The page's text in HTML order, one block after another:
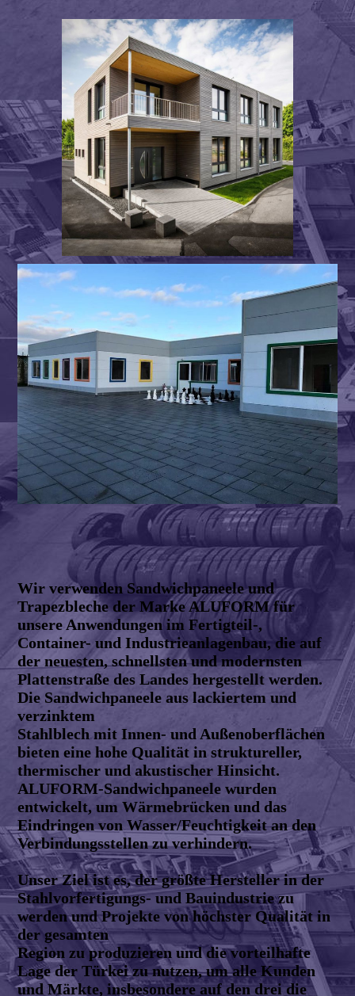
Wir verwenden Sandwichpaneele und
Trapezbleche der Marke ALUFORM für
unsere Anwendungen im Fertigteil-,
Container- und Industrieanlagenbau, die auf
der neuesten, schnellsten und modernsten
Plattenstraße des Landes hergestellt werden.
Die Sandwichpaneele aus lackiertem und
verzinktem
Stahlblech mit Innen- und Außenoberflächen
bieten eine hohe Qualität in struktureller,
thermischer und akustischer Hinsicht.
ALUFORM-Sandwichpaneele wurden
entwickelt, um Wärmebrücken und das
Eindringen von Wasser/Feuchtigkeit an den
Verbindungsstellen zu verhindern.
Unser Ziel ist es, der größte Hersteller in der
Stahlvorfertigungs- und Bauindustrie zu
werden und Projekte von höchster Qualität in
der gesamten
Region zu produzieren und die vorteilhafte
Lage der Türkei zu nutzen, um alle Kunden
und Märkte, insbesondere auf den drei die